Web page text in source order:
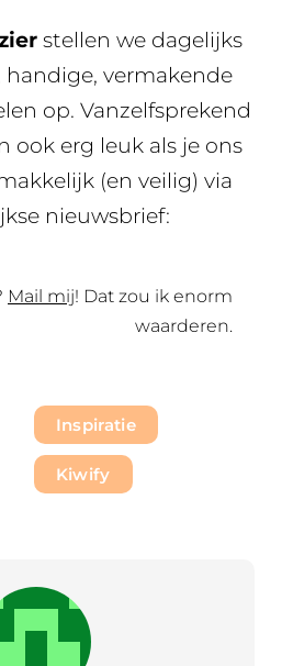
stellen we dagelijks
handige, vermakende
op. Vanzelfsprekend
ook erg leuk als je ons
(en veilig) via
nieuwsbrief:
Mail mij! Dat zou ik enorm
waarderen.
Inspiratie
Kiwify